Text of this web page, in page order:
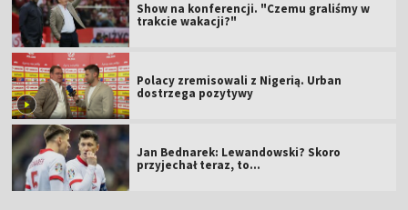
Show na konferencji. "Czemu graliśmy w
trakcie wakacji?"
Polacy zremisowali z Nigerią. Urban
dostrzega pozytywy
Jan Bednarek: Lewandowski? Skoro
przyjechał teraz, to…